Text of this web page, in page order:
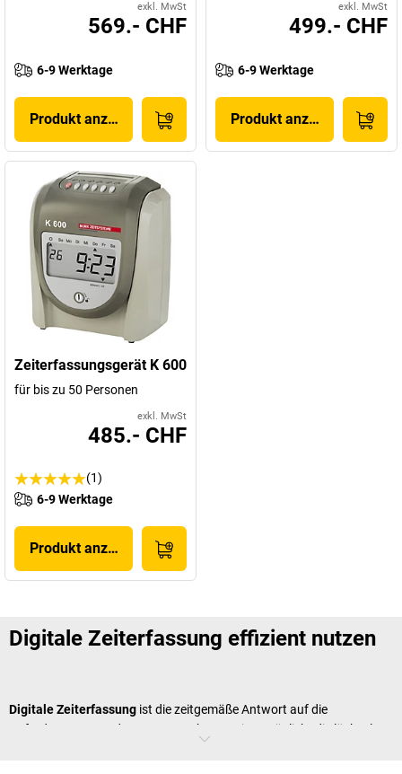
exkl. MwSt
569.- CHF
6-9 Werktage
Produkt anzeigen
exkl. MwSt
499.- CHF
6-9 Werktage
Produkt anzeigen
Zeiterfassungsgerät K 600
für bis zu 50 Personen
exkl. MwSt
485.- CHF
(1)
6-9 Werktage
Produkt anzeigen
Digitale Zeiterfassung effizient nutzen
Digitale Zeiterfassung ist die zeitgemäße Antwort auf die
Anforderungen moderner Unternehmen. Sie ermöglicht die lückenlose